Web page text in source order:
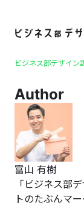
伊藤さ
ビジネス部デザイン
Author
富山 有樹
「ビジネス部
トのたぶんマ